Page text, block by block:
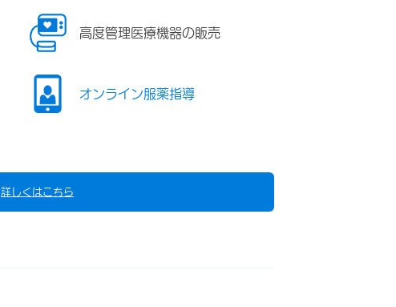
高度管理医療機器の販売
オンライン服薬指導
詳しくはこちら